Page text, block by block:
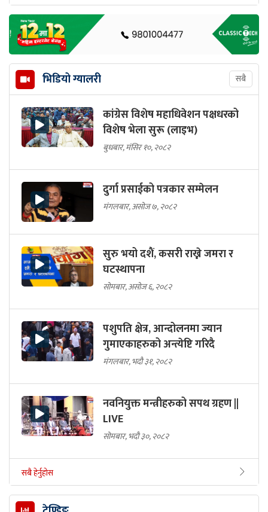
भिडियो ग्यालरी सबै
कांग्रेस विशेष महाधिवेशन पक्षधरको
विशेष भेला सुरू (लाइभ)
बुधबार, मंसिर १०, २०८२
दुर्गा प्रसाईको पत्रकार सम्मेलन
मंगलबार, असोज ७, २०८२
सुरु भयो दशैं, कसरी राख्ने जमरा र
घटस्थापना
सोमबार, असोज ६, २०८२
पशुपति क्षेत्र, आन्दोलनमा ज्यान
गुमाएकाहरुको अन्त्येष्टि गरिदै
मंगलबार, भदौ ३१, २०८२
नवनियुक्त मन्त्रीहरुको सपथ ग्रहण ||
LIVE
सोमबार, भदौ ३०, २०८२
सबै हेर्नुहोस